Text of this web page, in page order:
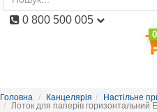
0 800 500 005
Головна Канцелярія
Настільне
Лоток для паперів горизонтальний